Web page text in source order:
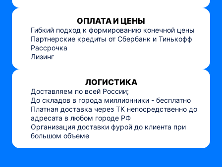
ОПЛАТА И ЦЕНЫ
Гибкий подход к формированию конечной цены
Партнерские кредиты от Сбербанк и Тинькофф
Рассрочка
Лизинг
ЛОГИСТИКА
Доставляем по всей России;
До складов в города миллионники - бесплатно
Платная доставка через ТК непосредственно до
адресата в любом городе РФ
Организация доставки фурой до клиента при
большом объеме